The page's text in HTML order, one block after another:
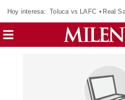
Hoy interesa: Toluca vs LAFC Real